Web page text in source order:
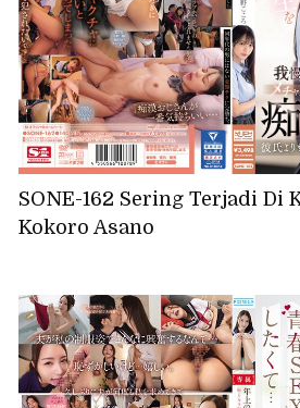
SONE-162 Sering Terjadi Di
Kokoro Asano